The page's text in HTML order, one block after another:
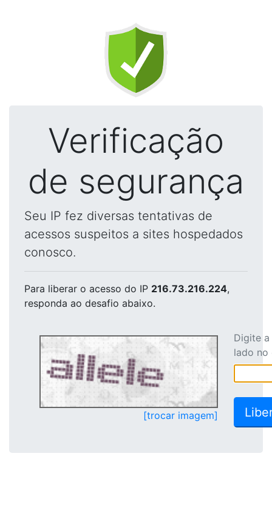
Verificação
de segurança
Seu IP fez diversas tentativas de
acessos suspeitos a sites hospedados
conosco.
Para liberar o acesso do IP 216.73.216.224,
responda ao desafio abaixo.
[trocar imagem]
Digite
lado no